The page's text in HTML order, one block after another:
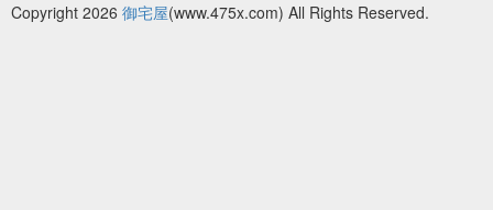
Copyright 2026 御宅屋(www.475x.com) All Rights Reserved.